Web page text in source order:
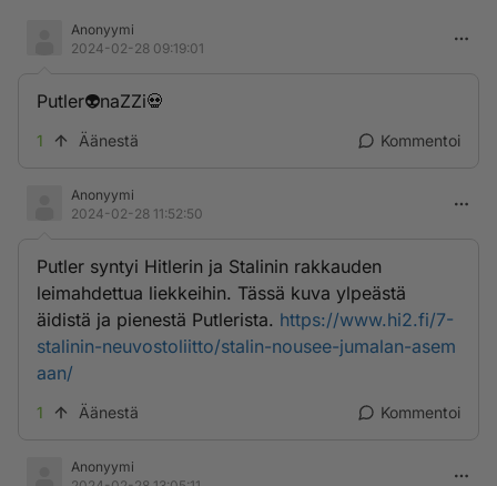
Anonyymi
2024-02-28 09:19:01
Putler👽naZZi💀
1 Äänestä Kommentoi
Anonyymi
2024-02-28 11:52:50
Putler syntyi Hitlerin ja Stalinin rakkauden
leimahdettua liekkeihin. Tässä kuva ylpeästä
äidistä ja pienestä Putlerista. https://www.hi2.fi/7-
stalinin-neuvostoliitto/stalin-nousee-jumalan-asem
aan/
1 Äänestä Kommentoi
Anonyymi